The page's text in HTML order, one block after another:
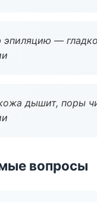
эпиляцию —
дышит, поры
вопросы